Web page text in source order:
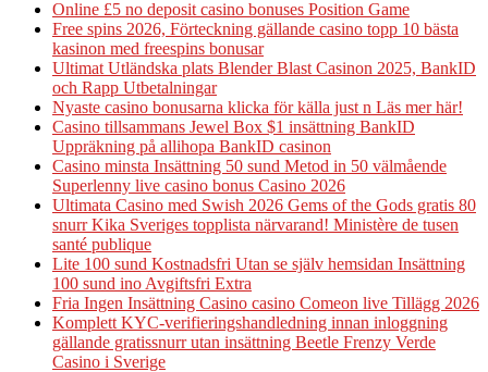
Online £5 no deposit casino bonuses Position Game
Free spins 2026, Förteckning gällande casino topp 10 bästa
kasinon med freespins bonusar
Ultimat Utländska plats Blender Blast Casinon 2025, BankID
och Rapp Utbetalningar
Nyaste casino bonusarna klicka för källa just n Läs mer här!
Casino tillsammans Jewel Box $1 insättning BankID
Uppräkning på allihopa BankID casinon
Casino minsta Insättning 50 sund Metod in 50 välmående
Superlenny live casino bonus Casino 2026
Ultimata Casino med Swish 2026 Gems of the Gods gratis 80
snurr Kika Sveriges topplista närvarand! Ministère de tusen
santé publique
Lite 100 sund Kostnadsfri Utan se själv hemsidan Insättning
100 sund ino Avgiftsfri Extra
Fria Ingen Insättning Casino casino Comeon live Tillägg 2026
Komplett KYC-verifieringshandledning innan inloggning
gällande gratissnurr utan insättning Beetle Frenzy Verde
Casino i Sverige